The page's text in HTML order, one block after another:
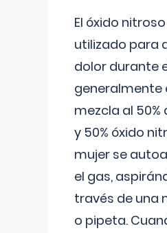
El óxido
utilizado para
dolor durante
generalmente
mezcla al 50%
y 50% óxido
mujer se
el gas,
través de una
o pipeta.